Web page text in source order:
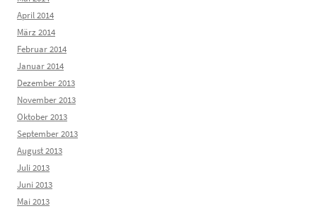
April 2014
März 2014
Februar 2014
Januar 2014
Dezember 2013
November 2013
Oktober 2013
September 2013
August 2013
Juli 2013
Juni 2013
Mai 2013